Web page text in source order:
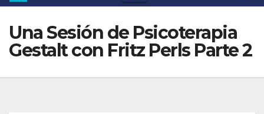
Una Sesión de Psicoterapia
Gestalt con Fritz Perls Parte 2